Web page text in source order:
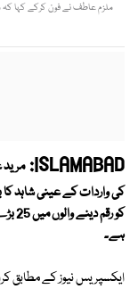
ملزم عاطف نے فون کرکے کہا کہ
ISLAMABAD:
کی واردات کے عینی شاہد
کو
ہے۔
ایکسپریس نیوز کے مطابق